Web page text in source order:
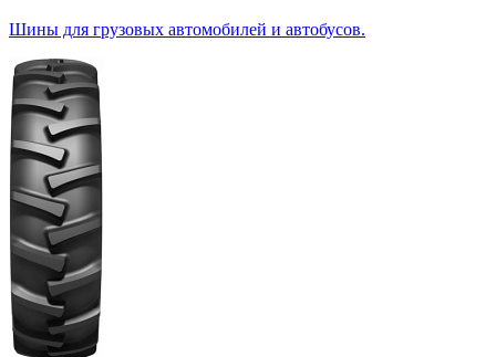
Шины для грузовых автомобилей и автобусов.